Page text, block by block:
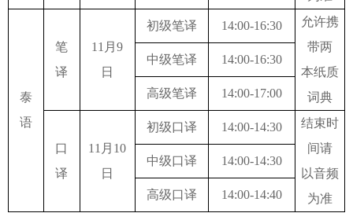
泰
语
笔
译
11 月9
日
初级笔译 14:00-16:30
允许携
带两
本纸质
词典
中级笔译 14:00-16:30
高级笔译 14:00-17:00
口
译
11 月 10
日
初级口译 14:00-14:30
结束时
间请
以音频
为准
中级口译 14:00-14:30
高级口译 14:00-14:40